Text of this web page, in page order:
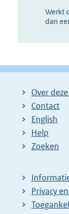
Werkt
dan
Over
Contact
English
Help
Zoeken
Privacy